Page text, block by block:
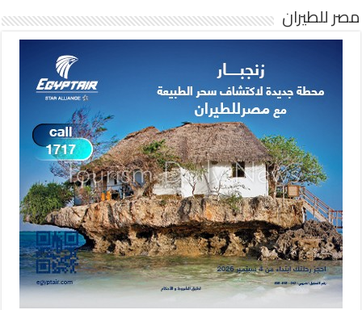
مصر للطيران